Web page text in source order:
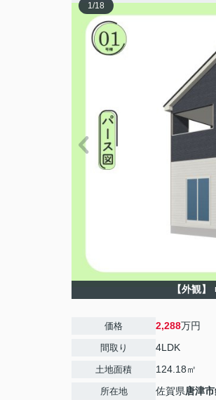
1/18
【外観】
価格 2,288万円
間取り 4LDK
土地面積 124.18㎡
所在地 佐賀県唐津市